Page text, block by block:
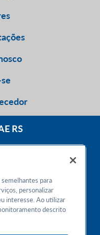
RS
24h
para
personalizar
interesse. Ao utilizar
descrito